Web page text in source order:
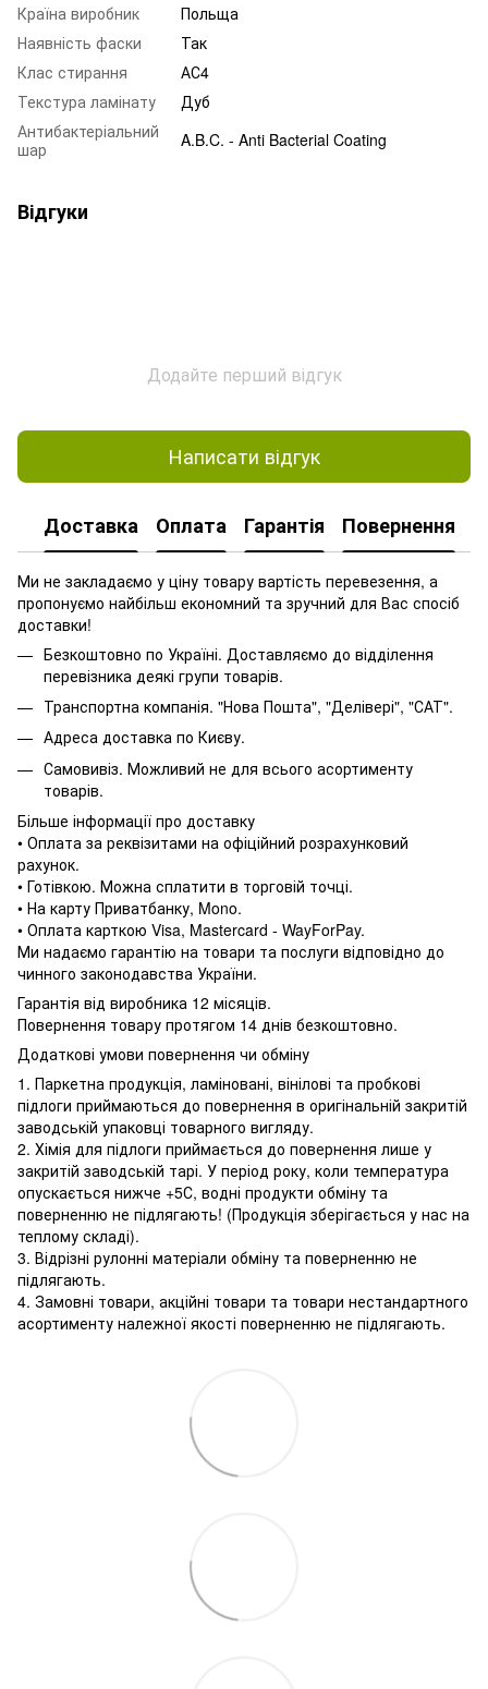
Країна виробник
Польща
Наявність фаски
Так
Клас стирання
АС4
Текстура ламінату
Дуб
Антибактеріальний
шар
A.B.C. - Anti Bacterial Coating
Відгуки
Додайте перший відгук
Написати відгук
Доставка Оплата Гарантія Повернення
Ми не закладаємо у ціну товару вартість перевезення, а
пропонуємо найбільш економний та зручний для Вас спосіб
доставки!
Безкоштовно по Україні. Доставляємо до відділення
перевізника деякі групи товарів.
Транспортна компанія. "Нова Пошта", "Делівері", "САТ".
Адреса доставка по Києву.
Самовивіз. Можливий не для всього асортименту
товарів.
Більше інформації про доставку
• Оплата за реквізитами на офіційний розрахунковий
рахунок.
• Готівкою. Можна сплатити в торговій точці.
• На карту Приватбанку, Mono.
• Оплата карткою Visa, Mastercard - WayForPay.
Ми надаємо гарантію на товари та послуги відповідно до
чинного законодавства України.
Гарантія від виробника 12 місяців.
Повернення товару протягом 14 днів безкоштовно.
Додаткові умови повернення чи обміну
1. Паркетна продукція, ламіновані, вінілові та пробкові
підлоги приймаються до повернення в оригінальній закритій
заводській упаковці товарного вигляду.
2. Хімія для підлоги приймається до повернення лише у
закритій заводській тарі. У період року, коли температура
опускається нижче +5С, водні продукти обміну та
поверненню не підлягають! (Продукція зберігається у нас на
теплому складі).
3. Відрізні рулонні матеріали обміну та поверненню не
підлягають.
4. Замовні товари, акційні товари та товари нестандартного
асортименту належної якості поверненню не підлягають.